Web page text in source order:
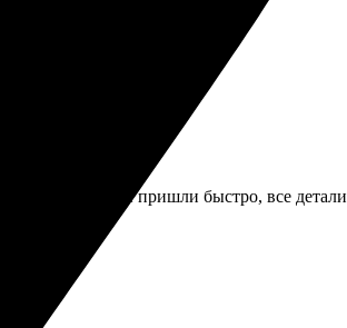
заявку. Пазлы пришли быстро, все детали